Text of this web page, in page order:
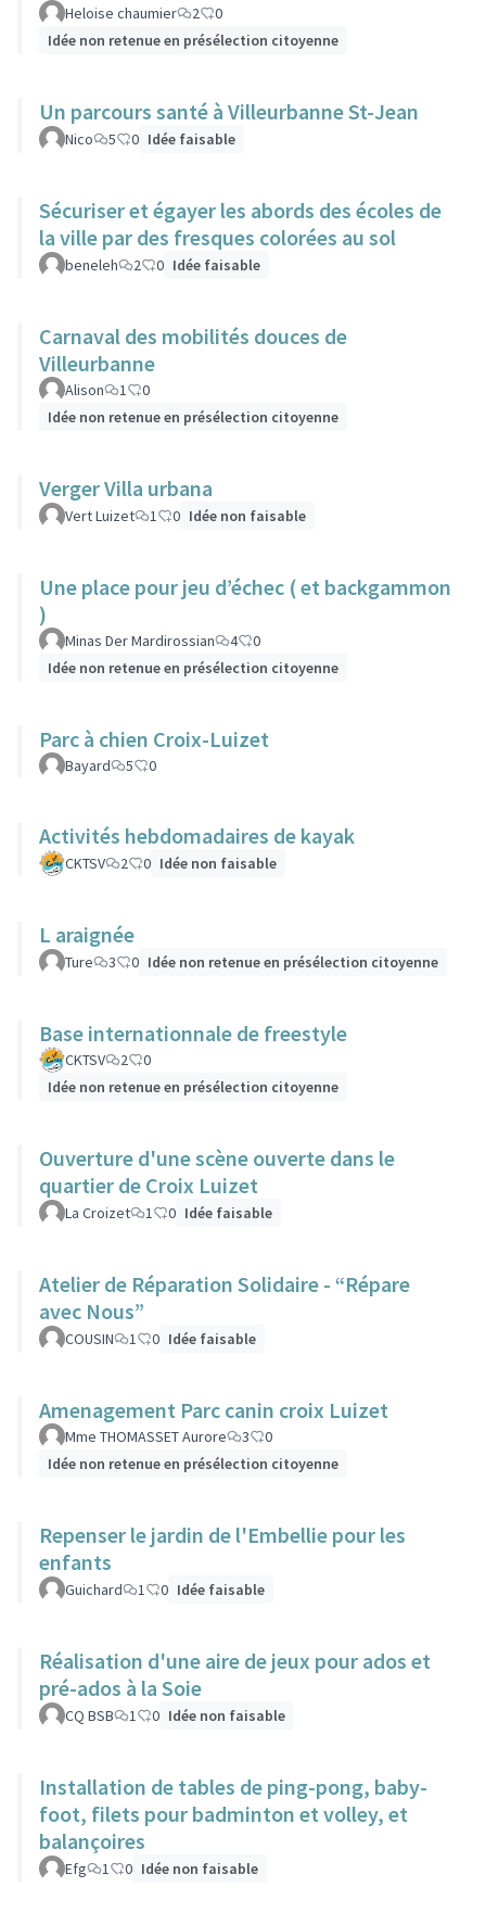
Heloise chaumier 2
0
Idée non retenue en présélection citoyenne
Un parcours santé à Villeurbanne St-Jean
Nico 5 0 Idée faisable
Sécuriser et égayer les abords des écoles de
la ville par des fresques colorées au sol
beneleh 2 0 Idée faisable
Carnaval des mobilités douces de
Villeurbanne
Alison 1
0
Idée non retenue en présélection citoyenne
Verger Villa urbana
Vert Luizet 1 0 Idée non faisable
Une place pour jeu d’échec ( et backgammon
)
Minas Der Mardirossian 4
0
Idée non retenue en présélection citoyenne
Parc à chien Croix-Luizet
Bayard 5 0
Activités hebdomadaires de kayak
CKTSV 2 0 Idée non faisable
L araignée
Ture 3 0 Idée non retenue en présélection citoyenne
Base internationnale de freestyle
CKTSV 2
0
Idée non retenue en présélection citoyenne
Ouverture d'une scène ouverte dans le
quartier de Croix Luizet
La Croizet 1 0 Idée faisable
Atelier de Réparation Solidaire - “Répare
avec Nous”
COUSIN 1 0 Idée faisable
Amenagement Parc canin croix Luizet
Mme THOMASSET Aurore 3
0
Idée non retenue en présélection citoyenne
Repenser le jardin de l'Embellie pour les
enfants
Guichard 1 0 Idée faisable
Réalisation d'une aire de jeux pour ados et
pré-ados à la Soie
CQ BSB 1 0 Idée non faisable
Installation de tables de ping-pong, baby-
foot, filets pour badminton et volley, et
balançoires
Efg 1 0 Idée non faisable